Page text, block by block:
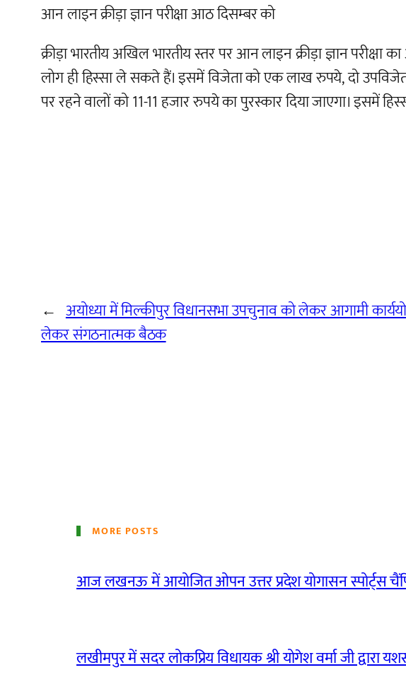
आन लाइन क्रीड़ा ज्ञान परीक्षा आठ दिसम्बर को
क्रीड़ा भारतीय अखिल भारतीय स्तर पर आन लाइन क्रीड़ा ज्ञान परीक्षा
लोग ही हिस्सा ले सकते हैं। इसमें विजेता को एक लाख रुपये, दो
पर रहने वालों को 11-11 हजार रुपये का पुरस्कार दिया जाएगा। इसमें
← अयोध्या में मिल्कीपुर विधानसभा उपचुनाव को लेकर आगामी
लेकर संगठनात्मक बैठक
MORE POSTS
आज लखनऊ में आयोजित ओपन उत्तर प्रदेश योगासन स्पोर्ट्स
लखीमपुर में सदर लोकप्रिय विधायक श्री योगेश वर्मा जी द्वारा